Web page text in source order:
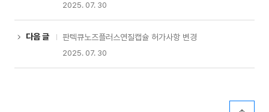
2025. 07. 30
다음 글 판텍큐노즈플러스연질캡슐 허가사항 변경
2025. 07. 30